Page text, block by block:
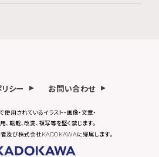
シー お問い合わせ
用されているイラスト・画像・文章・
転載、改変、複写等を堅く禁じます。
及び株式会社KADOKAWAに帰属します。